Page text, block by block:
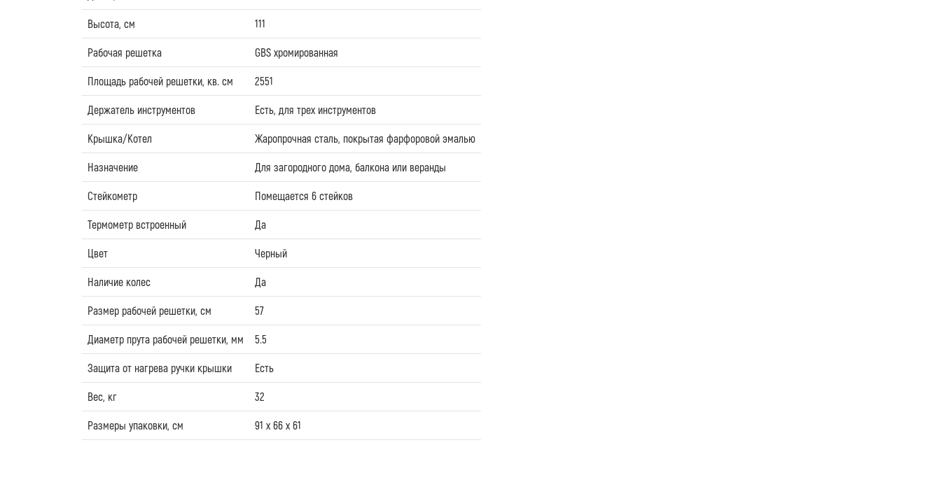
Высота, см 111
Рабочая решетка GBS хромированная
Площадь рабочей решетки, кв. см 2551
Держатель инструментов Есть, для трех инструментов
Крышка/Котел Жаропрочная сталь, покрытая фарфоровой эмалью
Назначение Для загородного дома, балкона или веранды
Стейкометр Помещается 6 стейков
Термометр встроенный Да
Цвет Черный
Наличие колес Да
Размер рабочей решетки, см 57
Диаметр прута рабочей решетки, мм 5.5
Защита от нагрева ручки крышки Есть
Вес, кг 32
Размеры упаковки, см 91 х 66 х 61